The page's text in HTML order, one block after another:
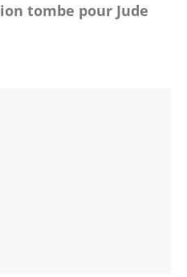
tombe pour Jude